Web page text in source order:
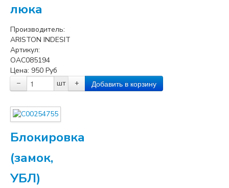
люка
Производитель:
ARISTON INDESIT
Артикул:
OAC085194
Цена: 950 Руб
−
шт +
Блокировка
(замок,
УБЛ)